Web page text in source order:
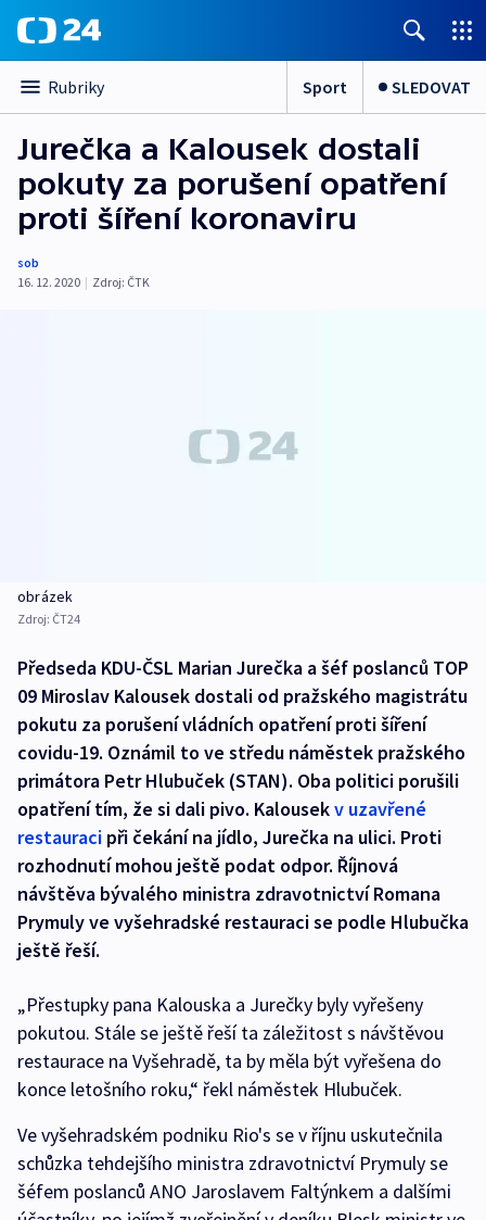
Rubriky Sport SLEDOVAT
Jurečka a Kalousek dostali
pokuty za porušení opatření
proti šíření koronaviru
sob
16. 12. 2020 | Zdroj: ČTK
obrázek
Zdroj: ČT24
Předseda KDU-ČSL Marian Jurečka a šéf poslanců TOP
09 Miroslav Kalousek dostali od pražského magistrátu
pokutu za porušení vládních opatření proti šíření
covidu-19. Oznámil to ve středu náměstek pražského
primátora Petr Hlubuček (STAN). Oba politici porušili
opatření tím, že si dali pivo. Kalousekv uzavřené
restauraci při čekání na jídlo, Jurečka na ulici. Proti
rozhodnutí mohou ještě podat odpor. Říjnová
návštěva bývalého ministra zdravotnictví Romana
Prymuly ve vyšehradské restauraci se podle Hlubučka
ještě řeší.
„Přestupky pana Kalouska a Jurečky byly vyřešeny
pokutou. Stále se ještě řeší ta záležitost s návštěvou
restaurace na Vyšehradě, ta by měla být vyřešena do
konce letošního roku,“ řekl náměstek Hlubuček.
Ve vyšehradském podniku Rio's se v říjnu uskutečnila
schůzka tehdejšího ministra zdravotnictví Prymuly se
šéfem poslanců ANO Jaroslavem Faltýnkem a dalšími